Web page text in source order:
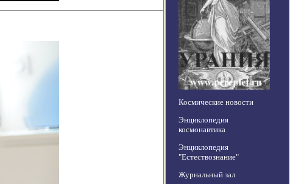
Космические новости
Энциклопедия
космонавтика
Энциклопедия
"Естествознание"
Журнальный зал